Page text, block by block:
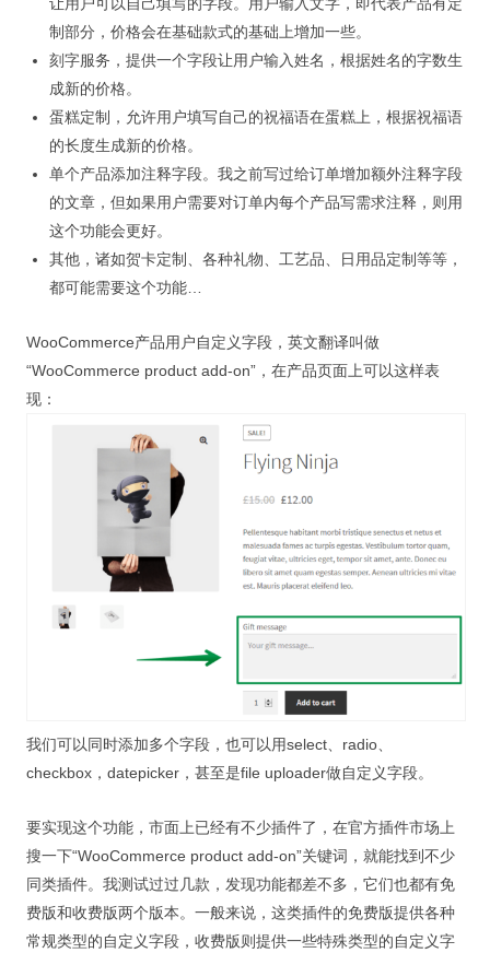
制部分，价格会在基础款式的基础上增加一些。
刻字服务，提供一个字段让用户输入姓名，根据姓名的字数生
成新的价格。
蛋糕定制，允许用户填写自己的祝福语在蛋糕上，根据祝福语
的长度生成新的价格。
单个产品添加注释字段。我之前写过给订单增加额外注释字段
的文章，但如果用户需要对订单内每个产品写需求注释，则用
这个功能会更好。
其他，诸如贺卡定制、各种礼物、工艺品、日用品定制等等，
都可能需要这个功能…
WooCommerce产品用户自定义字段，英文翻译叫做
“WooCommerce product add-on”，在产品页面上可以这样表
现：
我们可以同时添加多个字段，也可以用select、radio、
checkbox，datepicker，甚至是file uploader做自定义字段。
要实现这个功能，市面上已经有不少插件了，在官方插件市场上
搜一下“WooCommerce product add-on”关键词，就能找到不少
同类插件。我测试过过几款，发现功能都差不多，它们也都有免
费版和收费版两个版本。一般来说，这类插件的免费版提供各种
常规类型的自定义字段，收费版则提供一些特殊类型的自定义字